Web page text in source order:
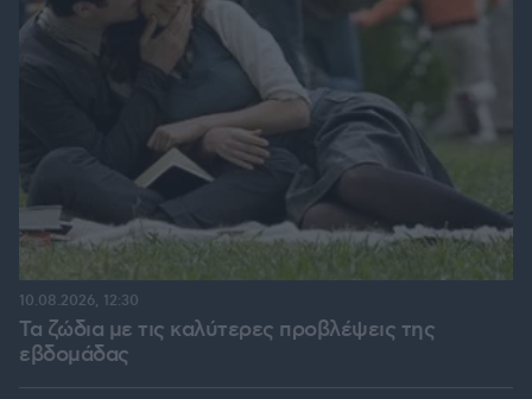
Τα ζώδια με τις καλύτερες προβλέψεις της
εβδομάδας
10.08.2026, 12:30